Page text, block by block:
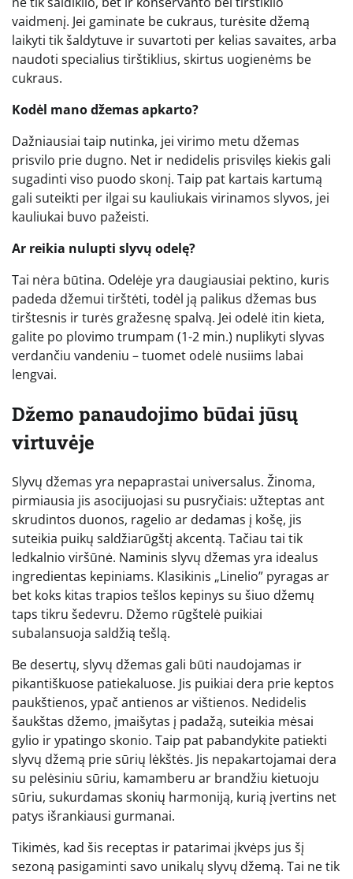
vaidmenį. Jei gaminate be cukraus, turėsite džemą
laikyti tik šaldytuve ir suvartoti per kelias savaites, arba
naudoti specialius tirštiklius, skirtus uogienėms be
cukraus.
Kodėl mano džemas apkarto?
Dažniausiai taip nutinka, jei virimo metu džemas
prisvilo prie dugno. Net ir nedidelis prisvilęs kiekis gali
sugadinti viso puodo skonį. Taip pat kartais kartumą
gali suteikti per ilgai su kauliukais virinamos slyvos, jei
kauliukai buvo pažeisti.
Ar reikia nulupti slyvų odelę?
Tai nėra būtina. Odelėje yra daugiausiai pektino, kuris
padeda džemui tirštėti, todėl ją palikus džemas bus
tirštesnis ir turės gražesnę spalvą. Jei odelė itin kieta,
galite po plovimo trumpam (1-2 min.) nuplikyti slyvas
verdančiu vandeniu – tuomet odelė nusiims labai
lengvai.
Džemo panaudojimo būdai jūsų
virtuvėje
Slyvų džemas yra nepaprastai universalus. Žinoma,
pirmiausia jis asocijuojasi su pusryčiais: užteptas ant
skrudintos duonos, ragelio ar dedamas į košę, jis
suteikia puikų saldžiarūgštį akcentą. Tačiau tai tik
ledkalnio viršūnė. Naminis slyvų džemas yra idealus
ingredientas kepiniams. Klasikinis „Linelio” pyragas ar
bet koks kitas trapios tešlos kepinys su šiuo džemų
taps tikru šedevru. Džemo rūgštelė puikiai
subalansuoja saldžią tešlą.
Be desertų, slyvų džemas gali būti naudojamas ir
pikantiškuose patiekaluose. Jis puikiai dera prie keptos
paukštienos, ypač antienos ar vištienos. Nedidelis
šaukštas džemo, įmaišytas į padažą, suteikia mėsai
gylio ir ypatingo skonio. Taip pat pabandykite patiekti
slyvų džemą prie sūrių lėkštės. Jis nepakartojamai dera
su pelėsiniu sūriu, kamamberu ar brandžiu kietuoju
sūriu, sukurdamas skonių harmoniją, kurią įvertins net
patys išrankiausi gurmanai.
Tikimės, kad šis receptas ir patarimai įkvėps jus šį
sezoną pasigaminti savo unikalų slyvų džemą. Tai ne tik